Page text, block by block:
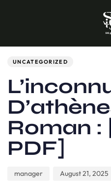
UNCATEGORIZED
Roman :
PDF]
manager August 21, 2025